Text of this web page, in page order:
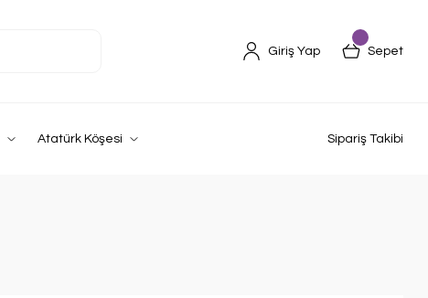
Giriş Yap Sepet
Atatürk Köşesi Sipariş Takibi